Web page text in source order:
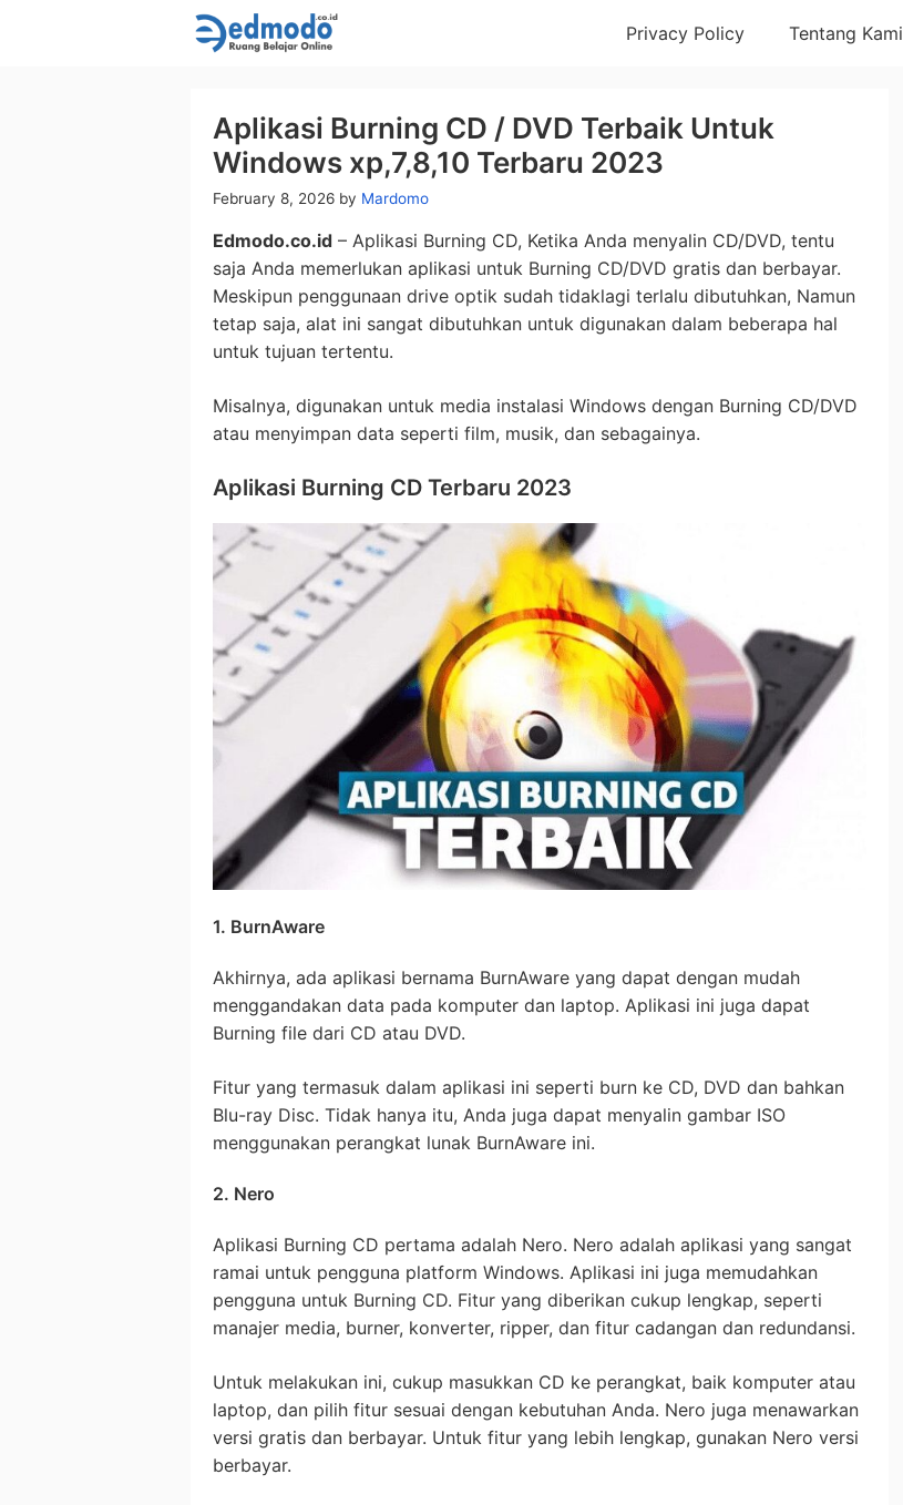
Privacy Policy Tentang Kami
Aplikasi Burning CD / DVD Terbaik Untuk
Windows xp,7,8,10 Terbaru 2023
February 8, 2026 by Mardomo
Edmodo.co.id – Aplikasi Burning CD, Ketika Anda menyalin CD/DVD, tentu
saja Anda memerlukan aplikasi untuk Burning CD/DVD gratis dan berbayar.
Meskipun penggunaan drive optik sudah tidaklagi terlalu dibutuhkan, Namun
tetap saja, alat ini sangat dibutuhkan untuk digunakan dalam beberapa hal
untuk tujuan tertentu.
Misalnya, digunakan untuk media instalasi Windows dengan Burning CD/DVD
atau menyimpan data seperti film, musik, dan sebagainya.
Aplikasi Burning CD Terbaru 2023
1. BurnAware
Akhirnya, ada aplikasi bernama BurnAware yang dapat dengan mudah
menggandakan data pada komputer dan laptop. Aplikasi ini juga dapat
Burning file dari CD atau DVD.
Fitur yang termasuk dalam aplikasi ini seperti burn ke CD, DVD dan bahkan
Blu-ray Disc. Tidak hanya itu, Anda juga dapat menyalin gambar ISO
menggunakan perangkat lunak BurnAware ini.
2. Nero
Aplikasi Burning CD pertama adalah Nero. Nero adalah aplikasi yang sangat
ramai untuk pengguna platform Windows. Aplikasi ini juga memudahkan
pengguna untuk Burning CD. Fitur yang diberikan cukup lengkap, seperti
manajer media, burner, konverter, ripper, dan fitur cadangan dan redundansi.
Untuk melakukan ini, cukup masukkan CD ke perangkat, baik komputer atau
laptop, dan pilih fitur sesuai dengan kebutuhan Anda. Nero juga menawarkan
versi gratis dan berbayar. Untuk fitur yang lebih lengkap, gunakan Nero versi
berbayar.